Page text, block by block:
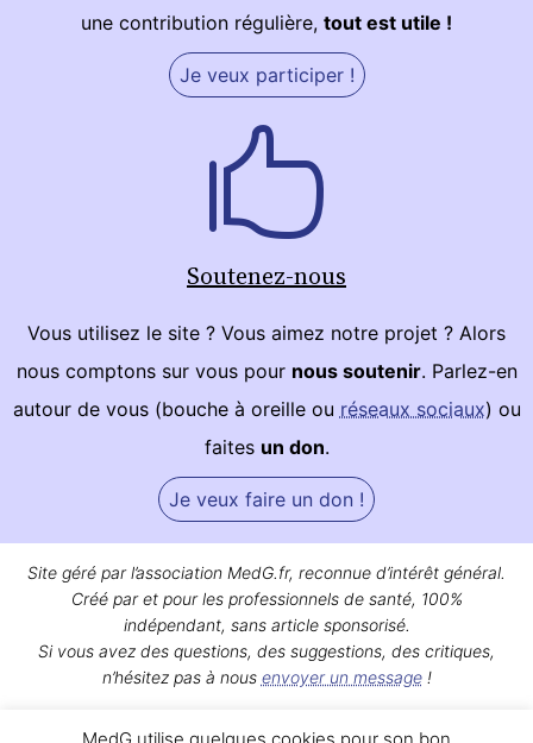
une contribution régulière, tout est utile !
Je veux participer !
Soutenez-nous
Vous utilisez le site ? Vous aimez notre projet ? Alors
nous comptons sur vous pour nous soutenir. Parlez-en
autour de vous (bouche à oreille ou réseaux sociaux) ou
faites un don.
Je veux faire un don !
Site géré par l’association MedG.fr, reconnue d’intérêt général.
Créé par et pour les professionnels de santé, 100%
indépendant, sans article sponsorisé.
Si vous avez des questions, des suggestions, des critiques,
n’hésitez pas à nous envoyer un message!